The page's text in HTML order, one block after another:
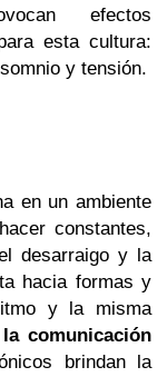
efectos
esta cultura:
y tensión.
en un ambiente
constantes,
desarraigo y la
hacia formas y
y la misma
comunicación
brindan la